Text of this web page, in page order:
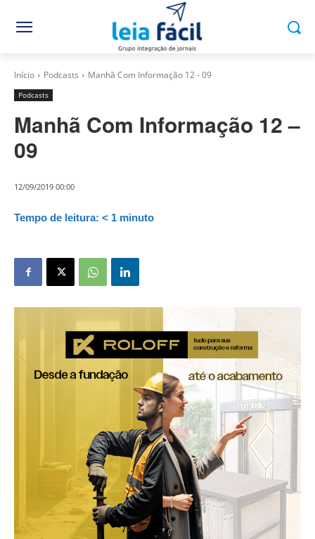
Início Podcasts Manhã Com Informação 12 - 09
Podcasts
Manhã Com Informação 12 –
09
12/09/2019 00:00
Tempo de leitura: < 1 minuto